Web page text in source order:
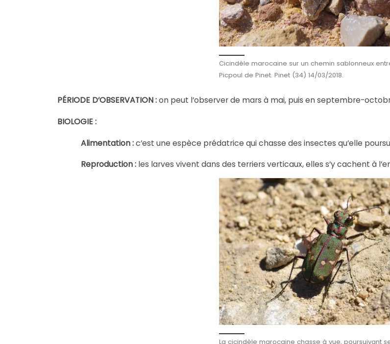
Cicindèle marocaine sur un chemin sablonneux
Picpoul de Pinet. Pinet (34) 14/03/2018.
PÉRIODE D’OBSERVATION :on peut l’observer de mars à mai, puis en septembre-
BIOLOGIE :
Alimentation :c’est une espèce prédatrice qui chasse des insectes qu’elle
Reproduction : les larves vivent dans des terriers verticaux, elles s’y cachent à
La cicindèle marocaine chasse à vue, poursuivant